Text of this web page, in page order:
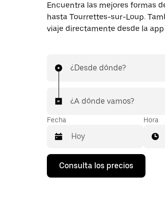
Encuentra las mejores formas
hasta Tourrettes-sur-Loup.
viaje directamente desde la
¿Desde dónde?
¿A dónde vamos?
Fecha
Pulsa
flecha
Hora
Consulta los precios